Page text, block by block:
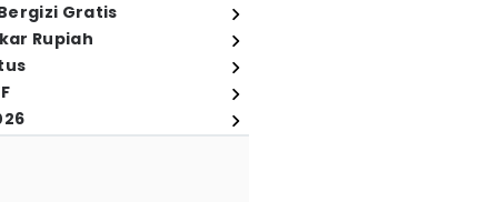
Gratis
Rupiah